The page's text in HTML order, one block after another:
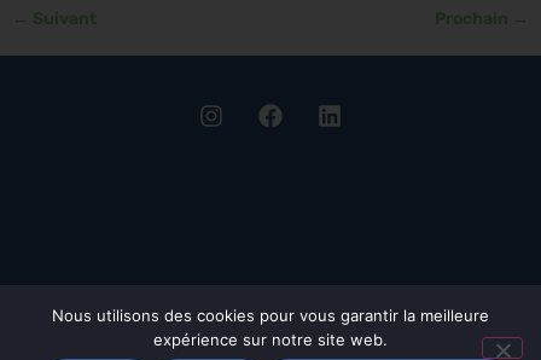
← Suivant Prochain →
Nous utilisons des cookies pour vous garantir la meilleure
expérience sur notre site web.